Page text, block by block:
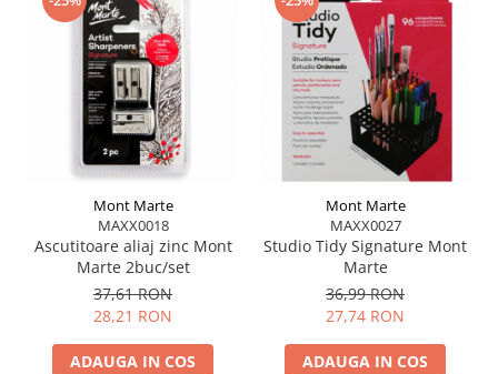
ușoare, fără apăsare puternică
Mont Marte
MAXX0018
Ascutitoare aliaj zinc Mont
Marte 2buc/set
37,61 RON
28,21 RON
ADAUGA IN COS
Mont Marte
MAXX0027
Studio Tidy Signature Mont
Marte
36,99 RON
27,74 RON
ADAUGA IN COS